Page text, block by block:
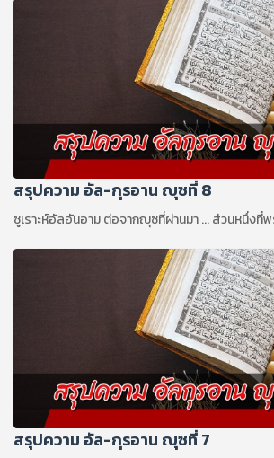
สรุปความ อัล-กุรอาน ญุซที่ 8
ซูเราะห์อัลอันอาม ต่อจากญุซที่ผ่านมา ... ส่วนหนึ่งที่
สรุปความ อัล-กุรอาน ญุซที่ 7